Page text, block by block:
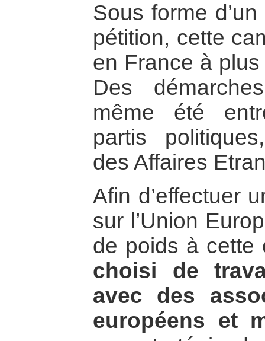
Sous forme
pétition, cette
en France à
Des
même été
partis
des Affaires
Afin d’effectuer
sur l’Union
de poids à
choisi de
avec des
européens et